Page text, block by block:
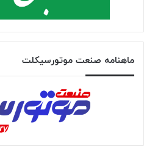
ماهنامه صنعت موتورسیکلت